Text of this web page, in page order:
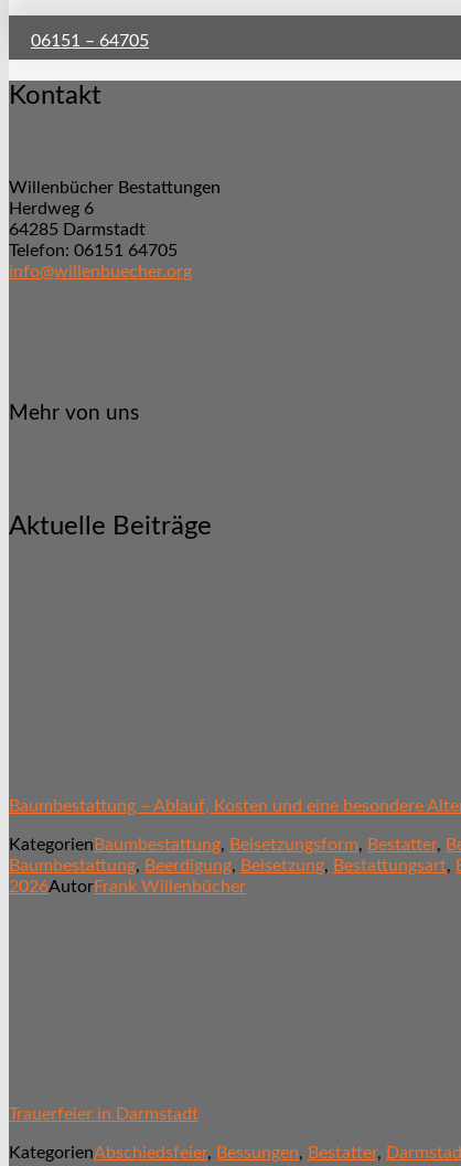
06151 – 64705
Kontakt
Willenbücher Bestattungen
Herdweg 6
64285 Darmstadt
Telefon: 06151 64705
info@willenbuecher.org
Mehr von uns
Aktuelle Beiträge
Baumbestattung – Ablauf, Kosten und eine besondere
Kategorien Baumbestattung, Beisetzungsform, Bestatter,
Baumbestattung, Beerdigung, Beisetzung, Bestattungsart,
2026AutorFrank Willenbücher
Trauerfeier in Darmstadt
KategorienAbschiedsfeier, Bessungen, Bestatter,